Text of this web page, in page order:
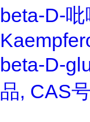
beta-D-
beta-D-
品, CAS